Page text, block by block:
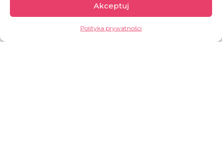
Akceptuj
Polityka prywatności